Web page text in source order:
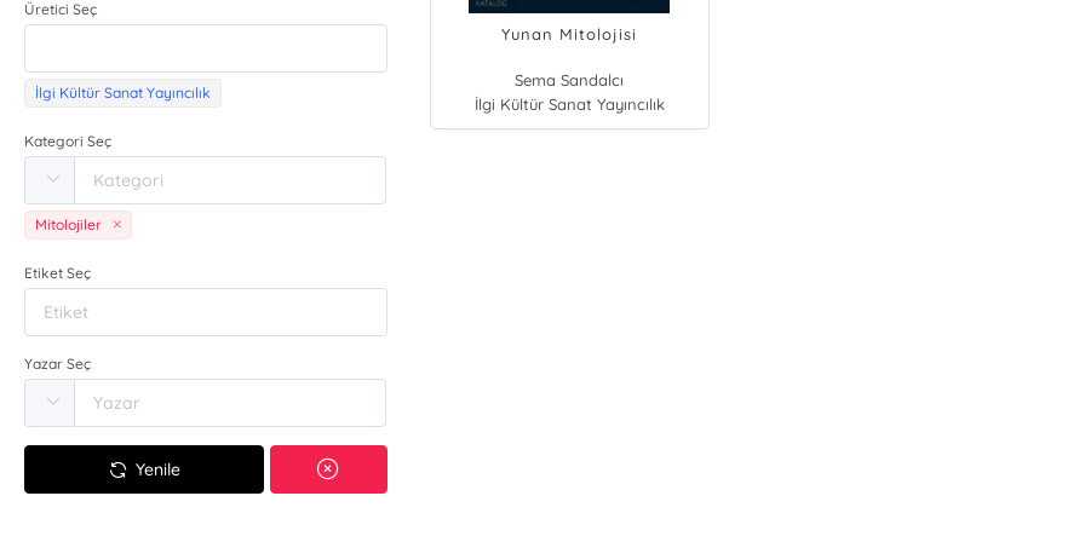
Üretici Seç
İlgi Kültür Sanat Yayıncılık
Kategori Seç
Mitolojiler
Etiket Seç
Yazar Seç
Yenile
Yunan Mitolojisi
Sema Sandalcı
İlgi Kültür Sanat Yayıncılık